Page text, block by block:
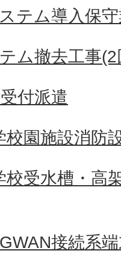
テム導入保
ム撤去工事(2
付派遣
園施設消防
受水槽・高
接続系